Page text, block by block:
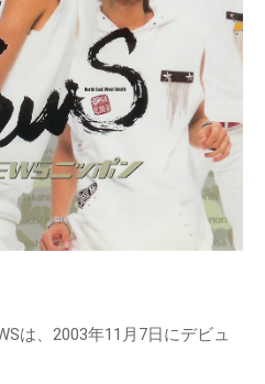
は、2003年11月7日にデビュ